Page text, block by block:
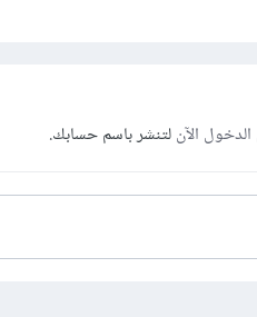
الآنلتنشر باسم حسابك.